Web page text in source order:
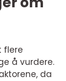
flere
å vurdere.
da